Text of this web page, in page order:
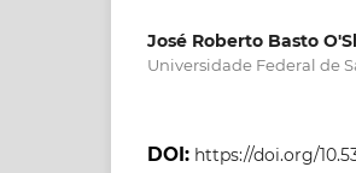
José Roberto Basto
Universidade Federal de
DOI: https://doi.org/